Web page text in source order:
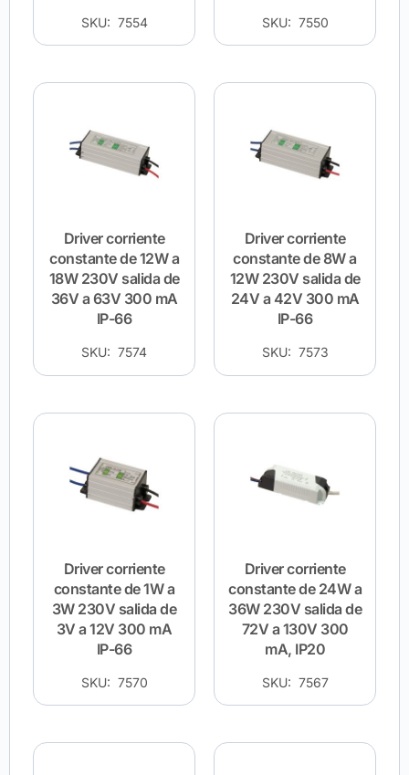
SKU: 7554 SKU: 7550
Driver corriente
constante de 12W a
18W 230V salida de
36V a 63V 300 mA
IP-66
SKU: 7574
Driver corriente
constante de 8W a
12W 230V salida de
24V a 42V 300 mA
IP-66
SKU: 7573
Driver corriente
constante de 1W a
3W 230V salida de
3V a 12V 300 mA
IP-66
SKU: 7570
Driver corriente
constante de 24W a
36W 230V salida de
72V a 130V 300
mA, IP20
SKU: 7567